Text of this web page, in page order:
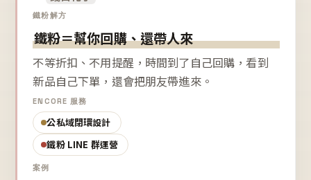
鐵粉解方
鐵粉＝幫你回購、還帶人來
不等折扣、不用提醒，時間到了自己回購，看到
新品自己下單，還會把朋友帶進來。
ENCORE 服務
公私域閉環設計
鐵粉 LINE 群運營
案例